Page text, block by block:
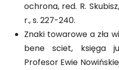
ochrona, red. R.
r., s. 227-240.
Znaki towarowe a zła
bene sciet, księga
Profesor Ewie